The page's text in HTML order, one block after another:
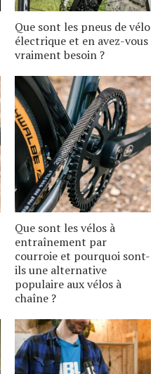
Que sont les pneus de vélo
électrique et en avez-vous
vraiment besoin ?
Que sont les vélos à
entraînement par
courroie et pourquoi sont-
ils une alternative
populaire aux vélos à
chaîne ?